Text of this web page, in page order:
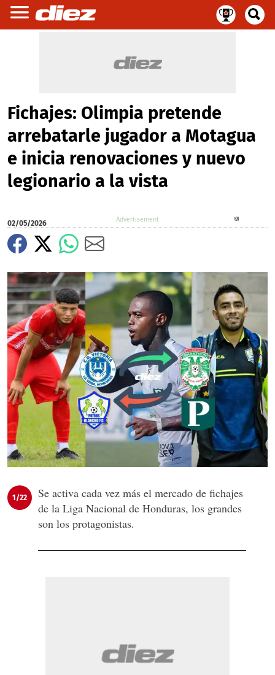
Fichajes: Olimpia pretende
arrebatarle jugador a Motagua
e inicia renovaciones y nuevo
legionario a la vista
02/05/2026
1/22
Se activa cada vez más el mercado de fichajes
de la Liga Nacional de Honduras, los grandes
son los protagonistas.
X